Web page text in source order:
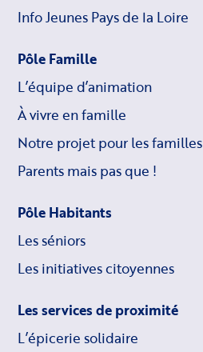
Info Jeunes Pays de la Loire
Pôle Famille
L’équipe d’animation
À vivre en famille
Notre projet pour les familles
Parents mais pas que !
Pôle Habitants
Les séniors
Les initiatives citoyennes
Les services de proximité
L’épicerie solidaire